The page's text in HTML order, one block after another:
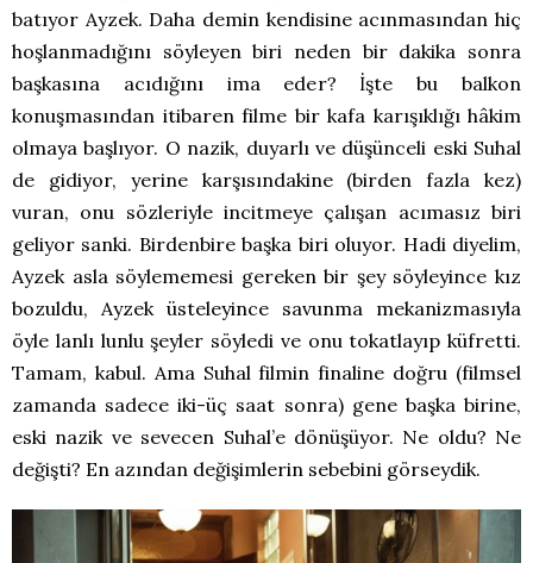
batıyor Ayzek. Daha demin kendisine acınmasından hiç
hoşlanmadığını söyleyen biri neden bir dakika sonra
başkasına acıdığını ima eder? İşte bu balkon
konuşmasından itibaren filme bir kafa karışıklığı hâkim
olmaya başlıyor. O nazik, duyarlı ve düşünceli eski Suhal
de gidiyor, yerine karşısındakine (birden fazla kez)
vuran, onu sözleriyle incitmeye çalışan acımasız biri
geliyor sanki. Birdenbire başka biri oluyor. Hadi diyelim,
Ayzek asla söylememesi gereken bir şey söyleyince kız
bozuldu, Ayzek üsteleyince savunma mekanizmasıyla
öyle lanlı lunlu şeyler söyledi ve onu tokatlayıp küfretti.
Tamam, kabul. Ama Suhal filmin finaline doğru (filmsel
zamanda sadece iki-üç saat sonra) gene başka birine,
eski nazik ve sevecen Suhal’e dönüşüyor. Ne oldu? Ne
değişti? En azından değişimlerin sebebini görseydik.